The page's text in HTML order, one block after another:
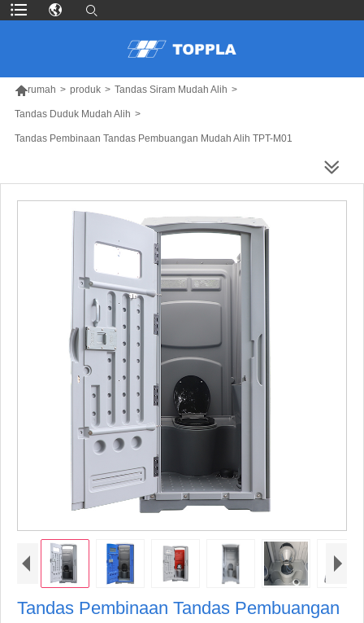
rumah > produk > Tandas Siram Mudah Alih >
Tandas Duduk Mudah Alih >
Tandas Pembinaan Tandas Pembuangan Mudah Alih TPT-M01
Tandas Pembinaan Tandas Pembuangan